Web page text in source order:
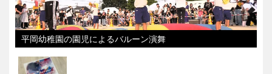
平岡幼稚園の園児によるバルーン演舞